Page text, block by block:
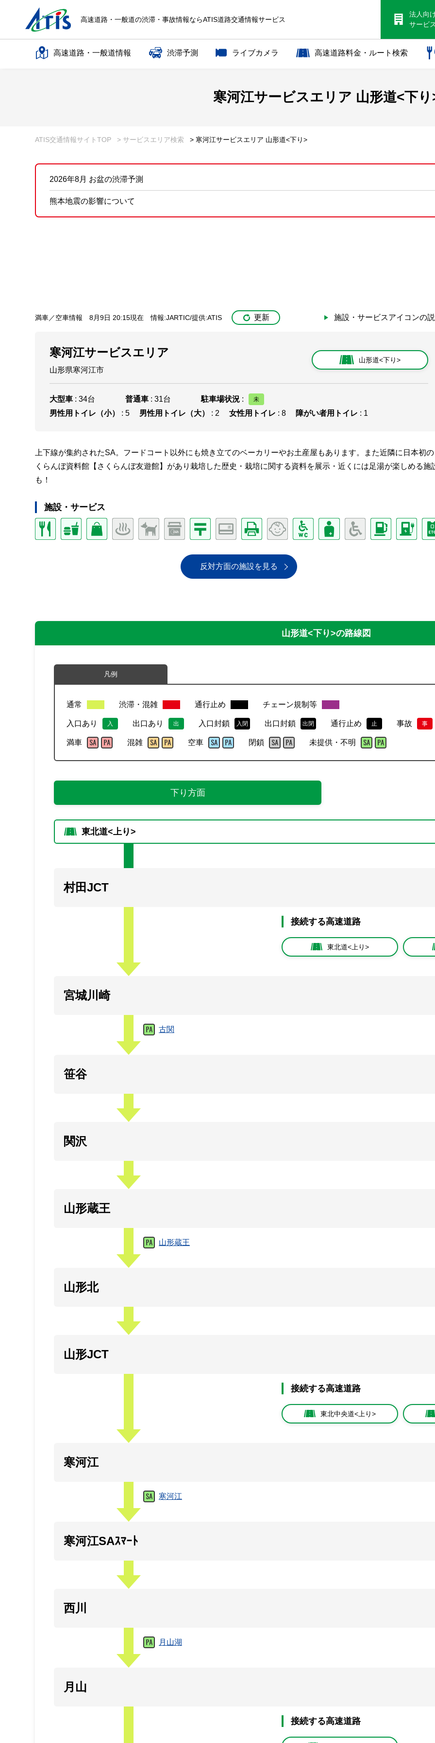
高速道路・一般道の渋滞・事故情報ならATIS道路交通情報サービス
法人向
サービ
高速道路・一般道情報 渋滞予測 ライブカメラ 高速道路料金・ルート検索
寒河江サービスエリア 山形道<下り
ATIS交通情報サイトTOP > サービスエリア検索 > 寒河江サービスエリア 山形道<下り>
2026年8月 お盆の渋滞予測
熊本地震の影響について
満車／空車情報 8月9日 20:15現在 情報:JARTIC/提供:ATIS 更新 施設・サービスアイコンの
寒河江サービスエリア
山形県寒河江市
山形道<下り>
大型車 : 34台 普通車 : 31台 駐車場状況 :
男性用トイレ（小）
: 5 男性用トイレ（大） : 2 女性用トイレ : 8 障がい者用トイレ : 1
上下線が集約されたSA。フードコート以外にも焼き立てのベーカリーやお土産屋もあります。また近隣に日本初
くらんぼ資料館【さくらんぼ友遊館】があり栽培した歴史・栽培に関する資料を展示・近くには足湯が楽しめる施
も！
施設・サービス
反対方面の施設を見る
山形道<下り>の路線図
凡例
通常 渋滞・混雑 通行止め チェーン規制等
入口あり 入 出口あり 出 入口封鎖 入閉 出口封鎖 出閉 通行止め 止 事故 事
満車 混雑 空車 閉鎖 未提供・不明
下り方面
東北道<上り>
村田JCT
接続する高速道路
東北道<上り>
宮城川崎
古関
笹谷
関沢
山形蔵王
山形蔵王
山形北
山形JCT
接続する高速道路
東北中央道<上り>
寒河江
寒河江
寒河江SAｽﾏｰﾄ
西川
月山湖
月山
接続する高速道路